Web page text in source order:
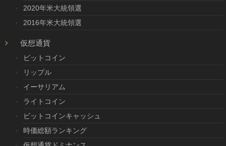
2020年米大統領選
2016年米大統領選
仮想通貨
ビットコイン
リップル
イーサリアム
ライトコイン
ビットコインキャッシュ
時価総額ランキング